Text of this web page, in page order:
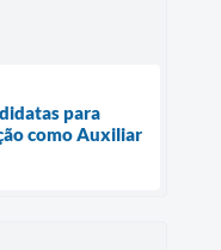
para
como Auxiliar